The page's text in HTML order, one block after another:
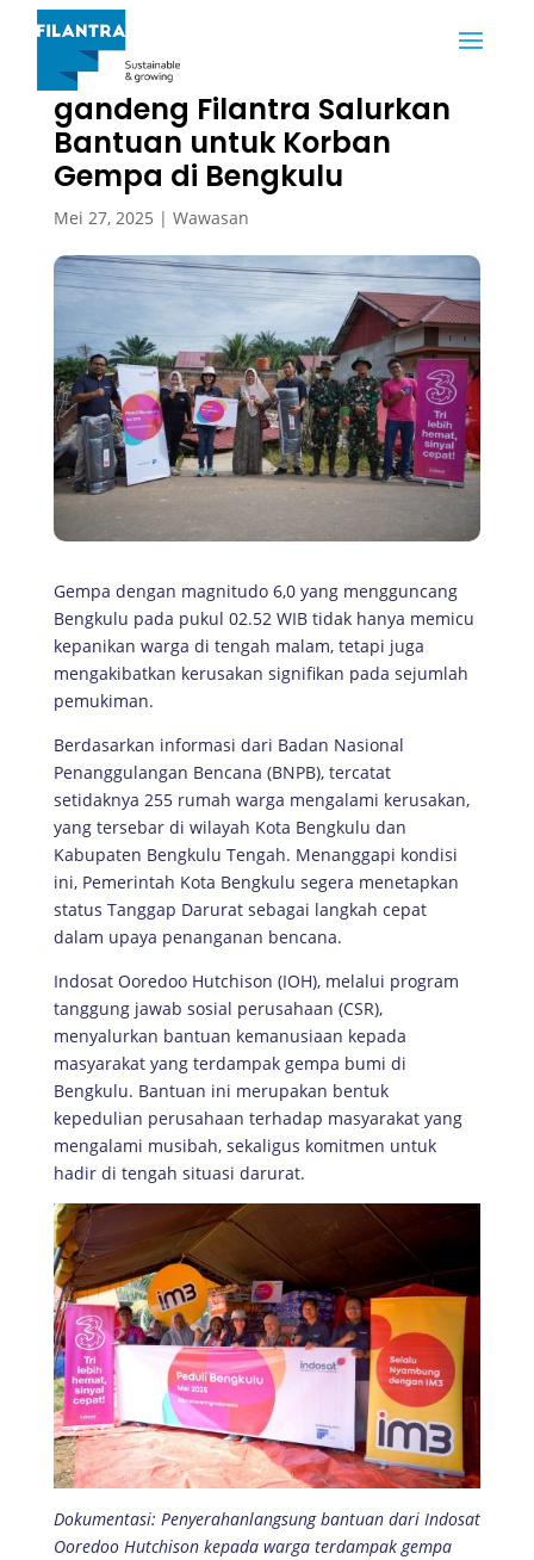
Indosat Ooredoo Hutchison
gandeng Filantra Salurkan
Bantuan untuk Korban
Gempa di Bengkulu
Mei 27, 2025 | Wawasan
Gempa dengan magnitudo 6,0 yang mengguncang
Bengkulu pada pukul 02.52 WIB tidak hanya memicu
kepanikan warga di tengah malam, tetapi juga
mengakibatkan kerusakan signifikan pada sejumlah
pemukiman.
Berdasarkan informasi dari Badan Nasional
Penanggulangan Bencana (BNPB), tercatat
setidaknya 255 rumah warga mengalami kerusakan,
yang tersebar di wilayah Kota Bengkulu dan
Kabupaten Bengkulu Tengah. Menanggapi kondisi
ini, Pemerintah Kota Bengkulu segera menetapkan
status Tanggap Darurat sebagai langkah cepat
dalam upaya penanganan bencana.
Indosat Ooredoo Hutchison (IOH), melalui program
tanggung jawab sosial perusahaan (CSR),
menyalurkan bantuan kemanusiaan kepada
masyarakat yang terdampak gempa bumi di
Bengkulu. Bantuan ini merupakan bentuk
kepedulian perusahaan terhadap masyarakat yang
mengalami musibah, sekaligus komitmen untuk
hadir di tengah situasi darurat.
Dokumentasi: Penyerahanlangsung bantuan dari Indosat
Ooredoo Hutchison kepada warga terdampak gempa